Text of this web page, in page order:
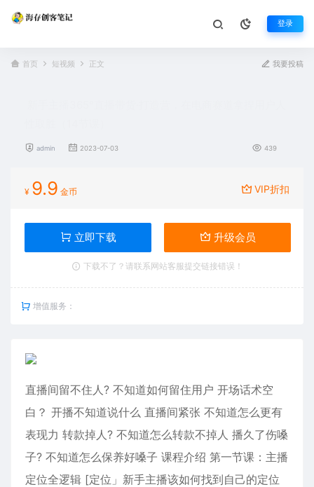
登录
首页 短视频 正文 我要投稿
admin 2023-07-03 439
¥ 9.9 金币 VIP折扣
立即下载 升级会员
下载不了？请联系网站客服提交链接错误！
增值服务：
直播间留不住人? 不知道如何留住用户 开场话术空
白？ 开播不知道说什么 直播间紧张 不知道怎么更有
表现力 转款掉人? 不知道怎么转款不掉人 播久了伤嗓
子? 不知道怎么保养好嗓子 课程介绍 第一节课：主播
定位全逻辑 [定位」新手主播该如何找到自己的定位